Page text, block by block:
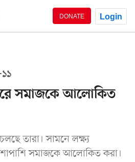
DONATE Login
সমাজকে আলোকিত
তারা। সামনে লক্ষ্য
সমাজকে আলোকিত করা।